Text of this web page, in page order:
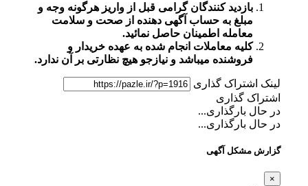
بازدید کنندگان گرامی قبل از واریز هرگونه وجه و
مبلغ به حساب آگهی دهنده از صحت و سلامت
معامله اطمینان حاصل نمائید.
کلیه معاملات انجام شده به عهده خریدار و
فروشنده میباشد و نیازجو هیچ نظارتی بر آن ندارد.
لینک اشتراک گذاری
اشتراک گذاری
در حال بارگذاری...
در حال بارگذاری...
گزارش مشکل آگهی